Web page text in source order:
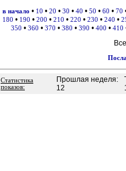
в начало • 10 • 20 • 30 • 40 • 50 • 60 • 70
180 • 190 • 200 • 210 • 220 • 230 • 240 •
350 • 360 • 370 • 380 • 390 • 400 • 410
Статистика
показов:
Прошлая неделя:
12